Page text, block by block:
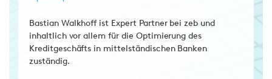
Bastian Walkhoff ist Expert Partner bei zeb und
inhaltlich vor allem für die Optimierung des
Kreditgeschäfts in mittelständischen Banken
zuständig.